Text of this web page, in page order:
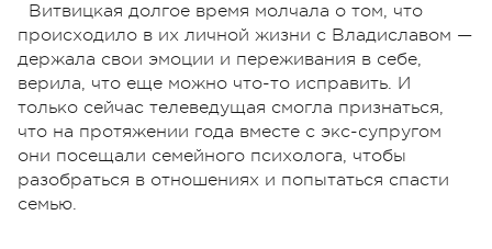
Витвицкая долгое время молчала о том, что
происходило в их личной жизни с Владиславом —
держала свои эмоции и переживания в себе,
верила, что еще можно что-то исправить. И
только сейчас телеведущая смогла признаться,
что на протяжении года вместе с экс-супругом
они посещали семейного психолога, чтобы
разобраться в отношениях и попытаться спасти
семью.